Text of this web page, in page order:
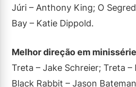
Júri – Anthony King; O
Bay – Katie Dippold.
Melhor direção em
Treta – Jake Schreier; Treta –
Black Rabbit – Jason